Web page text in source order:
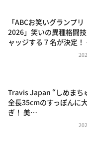
news おかえり
河合＆A.B.C-Z
（news おかえり
朝だ！生です旅
教えて！ニュー
「ABCお笑いグランプリ
2026」笑いの異種格闘
ャッジする７名が決定
Travis Japan “しめまち
全長35cmのすっぽんに
ぎ！ 美…